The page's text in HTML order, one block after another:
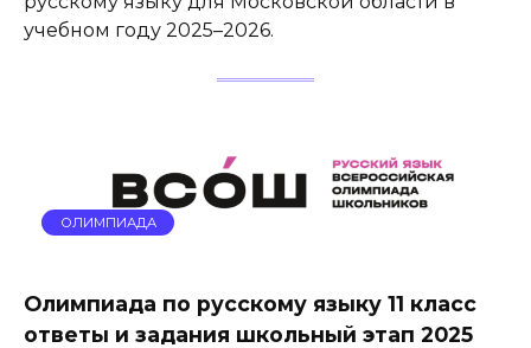
учебном году 2025–2026.
ОЛИМПИАДА
Олимпиада по русскому языку 11 класс
ответы и задания школьный этап 2025